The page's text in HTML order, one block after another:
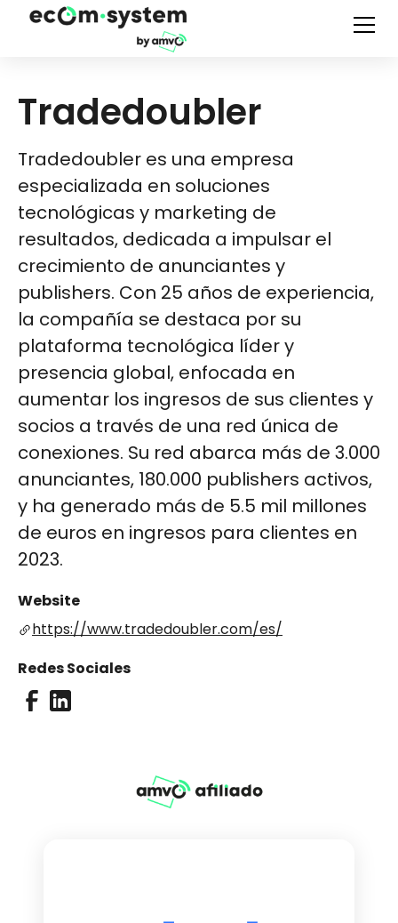
Tradedoubler
Tradedoubler es una empresa
especializada en soluciones
tecnológicas y marketing de
resultados, dedicada a impulsar el
crecimiento de anunciantes y
publishers. Con 25 años de experiencia,
la compañía se destaca por su
plataforma tecnológica líder y
presencia global, enfocada en
aumentar los ingresos de sus clientes y
socios a través de una red única de
conexiones. Su red abarca más de 3.000
anunciantes, 180.000 publishers activos,
y ha generado más de 5.5 mil millones
de euros en ingresos para clientes en
2023.
Website
https://www.tradedoubler.com/es/
Redes Sociales